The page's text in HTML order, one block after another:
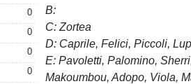
0
0
0
0
B:
C: Zortea
D: Caprile,Felici,Piccoli,
E: Pavoletti, Palomino,
Makoumbou, Adopo, Viola,